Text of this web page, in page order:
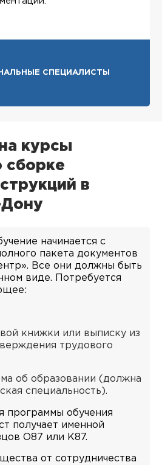
СПЕЦИАЛИСТЫ
курсы
сборке
в
Дону
начинается с
пакета документов
Все они должны быть
виде. Потребуется
книжки или выписку из
трудового
об образовании (должна
специальность).
программы обучения
получает именной
O87 или K87.
от сотрудничества